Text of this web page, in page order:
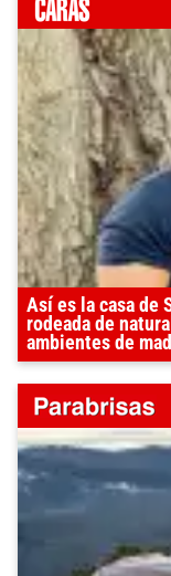
Así es la casa de
rodeada de
ambientes de